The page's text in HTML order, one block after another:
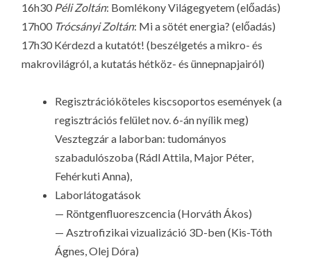
16h30 Péli Zoltán: Bomlékony Világegyetem (előadás)
17h00 Trócsányi Zoltán: Mi a sötét energia? (előadás)
17h30 Kérdezd a kutatót! (beszélgetés a mikro- és
makrovilágról, a kutatás hétköz- és ünnepnapjairól)
Regisztrációköteles kiscsoportos események (a
regisztrációs felület nov. 6-án nyílik meg)
Vesztegzár a laborban: tudományos
szabadulószoba (Rádl Attila, Major Péter,
Fehérkuti Anna),
Laborlátogatások
— Röntgenfluoreszcencia (Horváth Ákos)
— Asztrofizikai vizualizáció 3D-ben (Kis-Tóth
Ágnes, Olej Dóra)